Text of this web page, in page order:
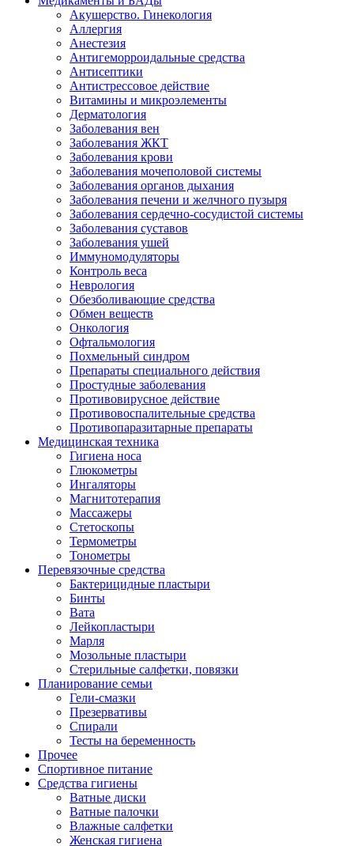
Акушерство. Гинекология
Аллергия
Анестезия
Антигеморроидальные средства
Антисептики
Антистрессовое действие
Витамины и микроэлементы
Дерматология
Заболевания вен
Заболевания ЖКТ
Заболевания крови
Заболевания мочеполовой системы
Заболевания органов дыхания
Заболевания печени и желчного пузыря
Заболевания сердечно-сосудистой системы
Заболевания суставов
Заболевания ушей
Иммуномодуляторы
Контроль веса
Неврология
Обезболивающие средства
Обмен веществ
Онкология
Офтальмология
Похмельный синдром
Препараты специального действия
Простудные заболевания
Противовирусное действие
Противовоспалительные средства
Противопаразитарные препараты
Медицинская техника
Гигиена носа
Глюкометры
Ингаляторы
Магнитотерапия
Массажеры
Стетоскопы
Термометры
Тонометры
Перевязочные средства
Бактерицидные пластыри
Бинты
Вата
Лейкопластыри
Марля
Мозольные пластыри
Стерильные салфетки, повязки
Планирование семьи
Гели-смазки
Презервативы
Спирали
Тесты на беременность
Прочее
Спортивное питание
Средства гигиены
Ватные диски
Ватные палочки
Влажные салфетки
Женская гигиена